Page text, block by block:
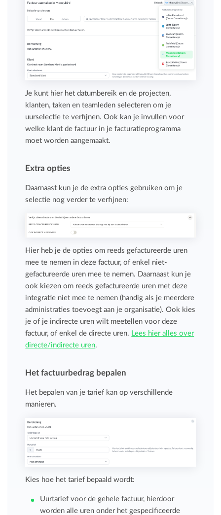
Je kunt hier het datumbereik en de projecten,
klanten, taken en teamleden selecteren om je
uurselectie te verfijnen. Ook kan je invullen voor
welke klant de factuur in je facturatieprogramma
moet worden aangemaakt.
Extra opties
Daarnaast kun je de extra opties gebruiken om je
selectie nog verder te verfijnen:
Hier heb je de opties om reeds gefactureerde uren
mee te nemen in deze factuur, of enkel niet-
gefactureerde uren mee te nemen. Daarnaast kun je
ook kiezen om reeds gefactureerde uren met deze
integratie niet mee te nemen (handig als je meerdere
administraties toevoegt aan je organisatie). Ook kies
je of je indirecte uren wilt meetellen voor deze
factuur, of enkel de directe uren. Lees hier alles over
directe/indirecte uren.
Het factuurbedrag bepalen
Het bepalen van je tarief kan op verschillende
manieren.
Kies hoe het tarief bepaald wordt:
Uurtarief voor de gehele factuur, hierdoor
worden alle uren onder het gespecificeerde